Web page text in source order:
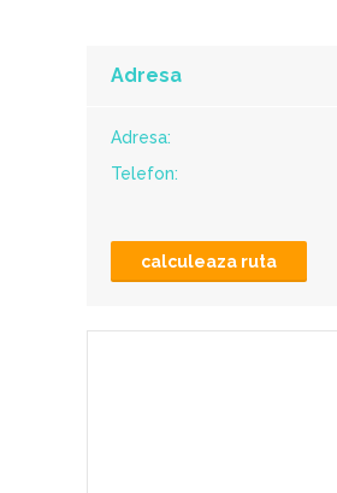
Adresa
Adresa:
Telefon:
calculeaza ruta